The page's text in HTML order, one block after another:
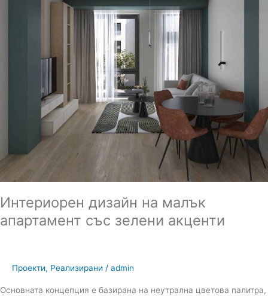
Интериорен дизайн на малък
апартамент със зелени акценти
Проекти, Реализирани / admin
Основната концепция е базирана на неутрална цветова палитра,